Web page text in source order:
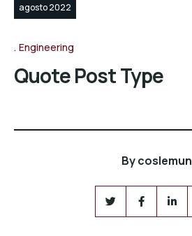
agosto 2022
Engineering
Quote Post Type
Bycoslemun